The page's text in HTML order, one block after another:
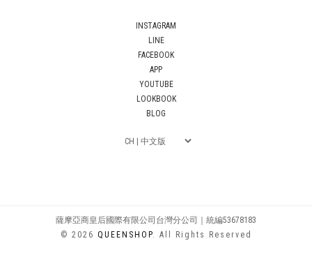
INSTAGRAM
LINE
FACEBOOK
APP
YOUTUBE
LOOKBOOK
BLOG
薩摩亞商皇后國際有限公司台灣分公司｜統編53678183
© 2026 QUEENSHOP. All Rights Reserved